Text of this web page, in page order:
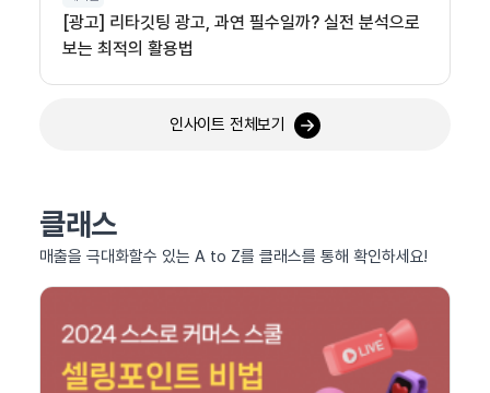
[광고] 리타깃팅 광고, 과연 필수일까? 실전 분석으로
보는 최적의 활용법
인사이트 전체보기
클래스
매출을 극대화할수 있는 A to Z를 클래스를 통해 확인하세요!